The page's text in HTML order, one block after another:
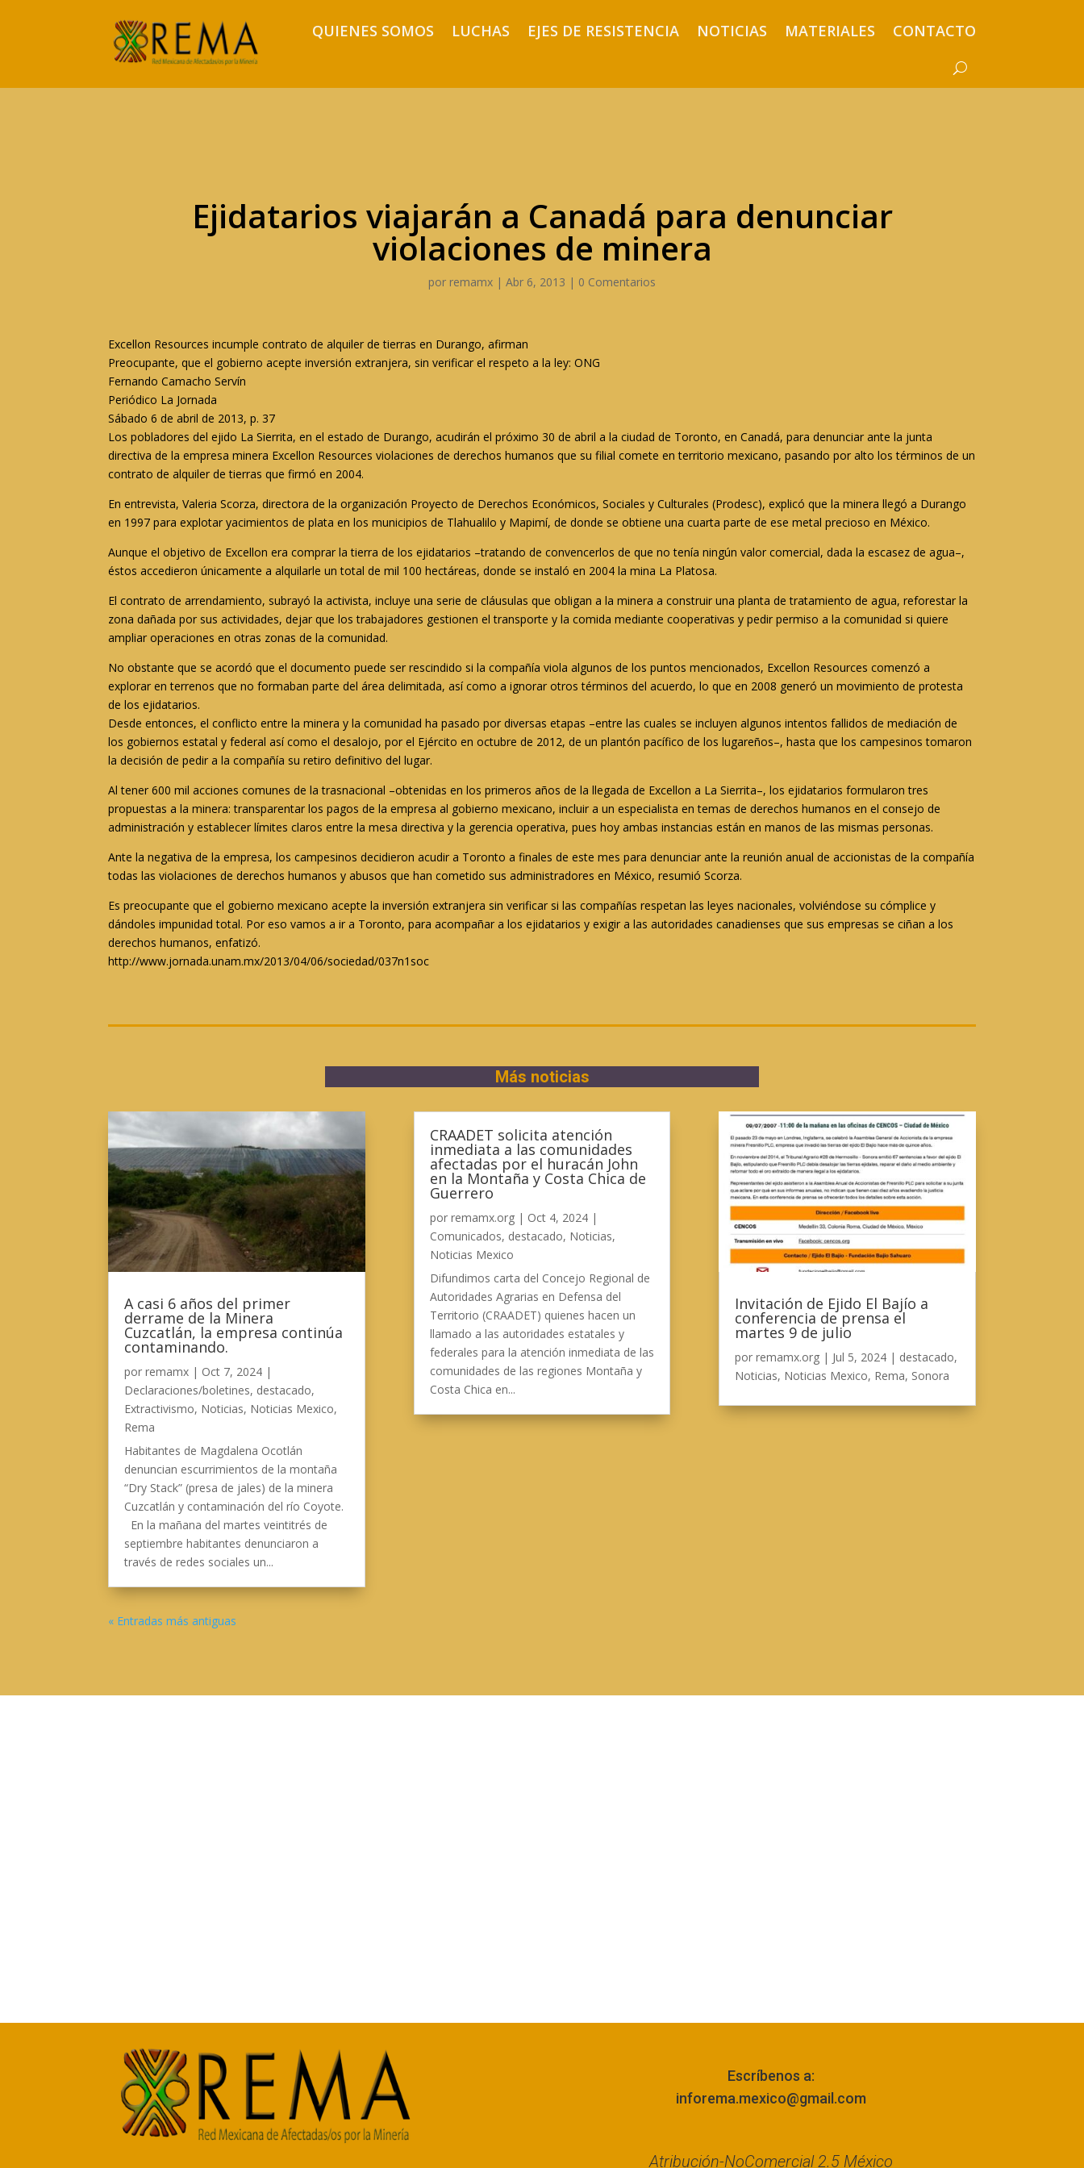
QUIENES SOMOS LUCHAS EJES DE RESISTENCIA NOTICIAS MATERIALES CONTACTO
Ejidatarios viajarán a Canadá para denunciar
violaciones de minera
por remamx | Abr 6, 2013 | 0 Comentarios
Excellon Resources incumple contrato de alquiler de tierras en Durango, afirman
Preocupante, que el gobierno acepte inversión extranjera, sin verificar el respeto a la ley: ONG
Fernando Camacho Servín
Periódico La Jornada
Sábado 6 de abril de 2013, p. 37
Los pobladores del ejido La Sierrita, en el estado de Durango, acudirán el próximo 30 de abril a la ciudad de Toronto, en Canadá, para denunciar ante la junta
directiva de la empresa minera Excellon Resources violaciones de derechos humanos que su filial comete en territorio mexicano, pasando por alto los términos de un
contrato de alquiler de tierras que firmó en 2004.
En entrevista, Valeria Scorza, directora de la organización Proyecto de Derechos Económicos, Sociales y Culturales (Prodesc), explicó que la minera llegó a Durango
en 1997 para explotar yacimientos de plata en los municipios de Tlahualilo y Mapimí, de donde se obtiene una cuarta parte de ese metal precioso en México.
Aunque el objetivo de Excellon era comprar la tierra de los ejidatarios –tratando de convencerlos de que no tenía ningún valor comercial, dada la escasez de agua–,
éstos accedieron únicamente a alquilarle un total de mil 100 hectáreas, donde se instaló en 2004 la mina La Platosa.
El contrato de arrendamiento, subrayó la activista, incluye una serie de cláusulas que obligan a la minera a construir una planta de tratamiento de agua, reforestar la
zona dañada por sus actividades, dejar que los trabajadores gestionen el transporte y la comida mediante cooperativas y pedir permiso a la comunidad si quiere
ampliar operaciones en otras zonas de la comunidad.
No obstante que se acordó que el documento puede ser rescindido si la compañía viola algunos de los puntos mencionados, Excellon Resources comenzó a
explorar en terrenos que no formaban parte del área delimitada, así como a ignorar otros términos del acuerdo, lo que en 2008 generó un movimiento de protesta
de los ejidatarios.
Desde entonces, el conflicto entre la minera y la comunidad ha pasado por diversas etapas –entre las cuales se incluyen algunos intentos fallidos de mediación de
los gobiernos estatal y federal así como el desalojo, por el Ejército en octubre de 2012, de un plantón pacífico de los lugareños–, hasta que los campesinos tomaron
la decisión de pedir a la compañía su retiro definitivo del lugar.
Al tener 600 mil acciones comunes de la trasnacional –obtenidas en los primeros años de la llegada de Excellon a La Sierrita–, los ejidatarios formularon tres
propuestas a la minera: transparentar los pagos de la empresa al gobierno mexicano, incluir a un especialista en temas de derechos humanos en el consejo de
administración y establecer límites claros entre la mesa directiva y la gerencia operativa, pues hoy ambas instancias están en manos de las mismas personas.
Ante la negativa de la empresa, los campesinos decidieron acudir a Toronto a finales de este mes para denunciar ante la reunión anual de accionistas de la compañía
todas las violaciones de derechos humanos y abusos que han cometido sus administradores en México, resumió Scorza.
Es preocupante que el gobierno mexicano acepte la inversión extranjera sin verificar si las compañías respetan las leyes nacionales, volviéndose su cómplice y
dándoles impunidad total. Por eso vamos a ir a Toronto, para acompañar a los ejidatarios y exigir a las autoridades canadienses que sus empresas se ciñan a los
derechos humanos, enfatizó.
http://www.jornada.unam.mx/2013/04/06/sociedad/037n1soc
Más noticias
A casi 6 años del primer
derrame de la Minera
Cuzcatlán, la empresa continúa
contaminando.
porremamx | Oct 7, 2024 |
Declaraciones/boletines, destacado,
Extractivismo, Noticias, Noticias Mexico,
Rema
Habitantes de Magdalena Ocotlán
denuncian escurrimientos de la montaña
“Dry Stack” (presa de jales) de la minera
Cuzcatlán y contaminación del río Coyote.
En la mañana del martes veintitrés de
septiembre habitantes denunciaron a
través de redes sociales un...
CRAADET solicita atención
inmediata a las comunidades
afectadas por el huracán John
en la Montaña y Costa Chica de
Guerrero
por remamx.org| Oct 4, 2024|
Comunicados, destacado, Noticias,
Noticias Mexico
Difundimos carta del Concejo Regional de
Autoridades Agrarias en Defensa del
Territorio (CRAADET) quienes hacen un
llamado a las autoridades estatales y
federales para la atención inmediata de las
comunidades de las regiones Montaña y
Costa Chica en...
Invitación de Ejido El Bajío a
conferencia de prensa el
martes 9 de julio
por remamx.org| Jul 5, 2024| destacado,
Noticias, Noticias Mexico, Rema, Sonora
« Entradas más antiguas
Escríbenos a:
inforema.mexico@gmail.com
Atribución-NoComercial 2.5 México